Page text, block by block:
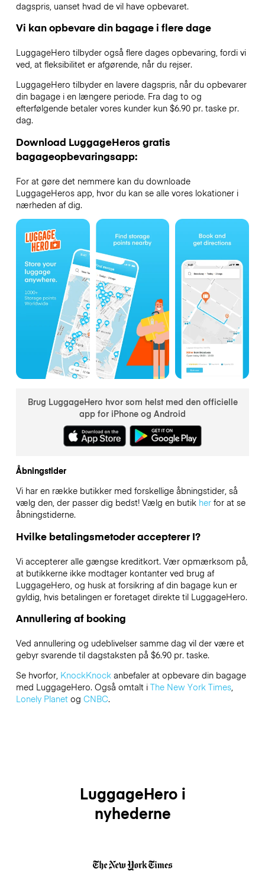
dagspris, uanset hvad de vil have opbevaret.
Vi kan opbevare din bagage i flere dage
LuggageHero tilbyder også flere dages opbevaring, fordi vi
ved, at fleksibilitet er afgørende, når du rejser.
LuggageHero tilbyder en lavere dagspris, når du opbevarer
din bagage i en længere periode. Fra dag to og
efterfølgende betaler vores kunder kun $6.90 pr. taske pr.
dag.
Download LuggageHeros gratis
bagageopbevaringsapp:
For at gøre det nemmere kan du downloade
LuggageHeros app, hvor du kan se alle vores lokationer i
nærheden af dig.
Brug LuggageHero hvor som helst med den officielle
app for iPhone og Android
Åbningstider
Vi har en række butikker med forskellige åbningstider, så
vælg den, der passer dig bedst! Vælg en butik herfor at se
åbningstiderne.
Hvilke betalingsmetoder accepterer I?
Vi accepterer alle gængse kreditkort. Vær opmærksom på,
at butikkerne ikke modtager kontanter ved brug af
LuggageHero, og husk at forsikring af din bagage kun er
gyldig, hvis betalingen er foretaget direkte til LuggageHero.
Annullering af booking
Ved annullering og udeblivelser samme dag vil der være et
gebyr svarende til dagstaksten på $6.90 pr. taske.
Se hvorfor, KnockKnockanbefaler at opbevare din bagage
med LuggageHero. Også omtalt i The New York Times,
Lonely Planetog CNBC.
LuggageHero i
nyhederne